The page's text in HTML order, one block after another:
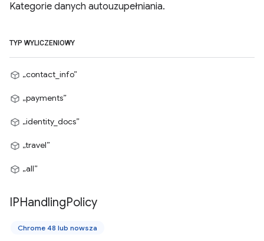
Kategorie danych autouzupełniania.
TYP WYLICZENIOWY
„contact_info”
„payments”
„identity_docs”
„travel”
„all”
IPHandlingPolicy
Chrome 48 lub nowsza